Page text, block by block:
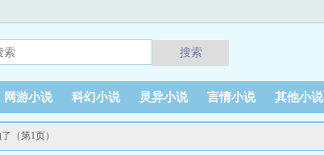
搜索
网游小说 科幻小说 灵异小说 言情小说 其他小说
（第1页）